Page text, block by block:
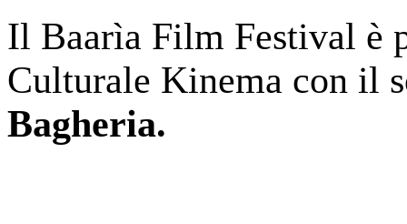
Il Baarìa Film Festival è
Culturale Kinema con il
Bagheria.